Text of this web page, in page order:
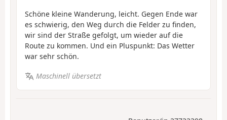
Schöne kleine Wanderung, leicht. Gegen Ende war
es schwierig, den Weg durch die Felder zu finden,
wir sind der Straße gefolgt, um wieder auf die
Route zu kommen. Und ein Pluspunkt: Das Wetter
war sehr schön.
Maschinell übersetzt